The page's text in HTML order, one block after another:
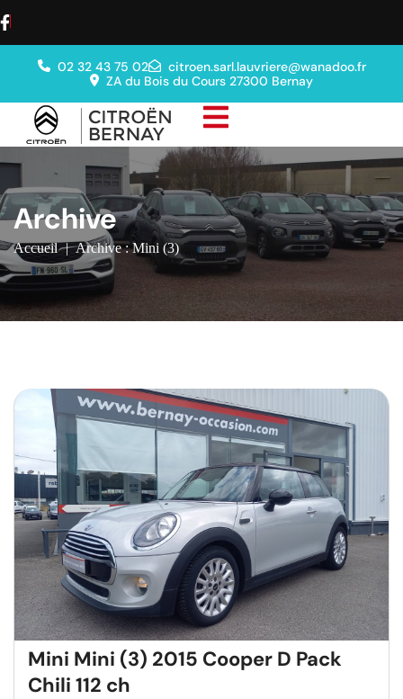
02 32 43 75 02
citroen.sarl.lauvriere@wanadoo.fr
ZA du Bois du Cours 27300 Bernay
Archive
Accueil | Archive : Mini (3)
Mini Mini (3) 2015 Cooper D Pack
Chili 112 ch